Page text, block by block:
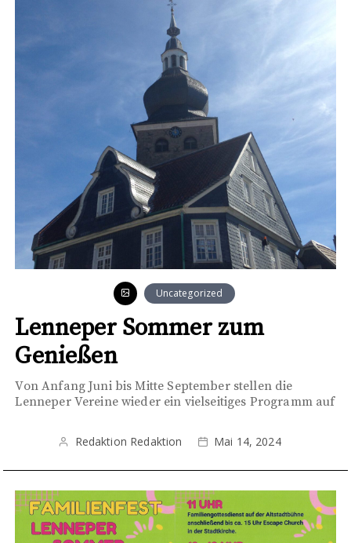
Uncategorized
Lenneper Sommer zum
Genießen
Von Anfang Juni bis Mitte September stellen die
Lenneper Vereine wieder ein vielseitiges Programm auf
Redaktion Redaktion Mai 14, 2024